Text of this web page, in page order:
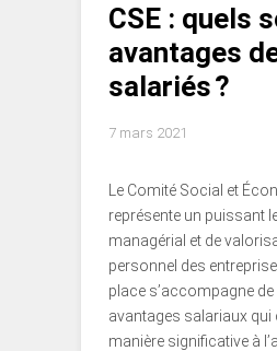
CSE : quels
avantages
salariés ?
7 mars 2021
Le Comité Social et
représente un puissant
managérial et de
personnel des
place s’accompagne
avantages salariaux qui
manière significative à